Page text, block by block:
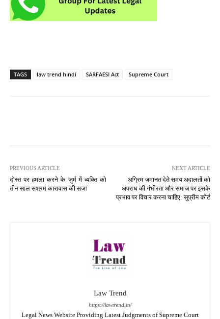
TAGS law trend hindi SARFAESI Act Supreme Court
PREVIOUS ARTICLE
दोस्त पर हमला करने के जुर्म में व्यक्ति को
तीन साल सश्रम कारावास की सजा
NEXT ARTICLE
अग्रिम जमानत देते समय अदालतों को
अपराध की गंभीरता और समाज पर इसके
प्रभाव पर विचार करना चाहिए: सुप्रीम कोर्ट
Law Trend
https://lawtrend.in/
Legal News Website Providing Latest Judgments of Supreme Court